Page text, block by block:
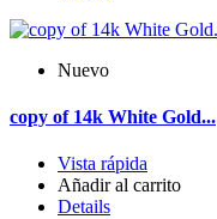
Nuevo
copy of 14k White Gold...
Vista rápida
Añadir al carrito
Details